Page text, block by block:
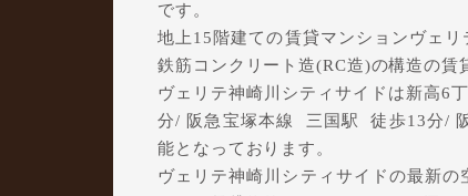
です。
地上15階建ての賃貸マンションヴェ
鉄筋コンクリート造(RC造)の構造の賃
ヴェリテ神崎川シティサイドは新高6
分/ 阪急宝塚本線 三国駅 徒歩13分/
能となっております。
ヴェリテ神崎川シティサイドの最新